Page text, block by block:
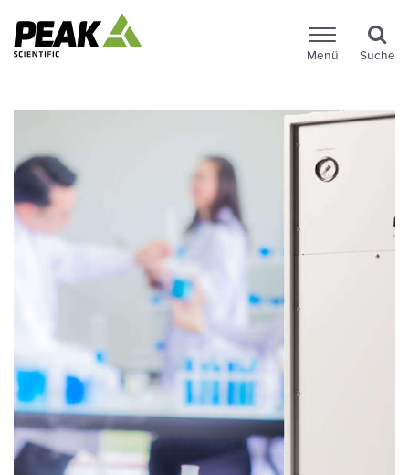
Menü Suche